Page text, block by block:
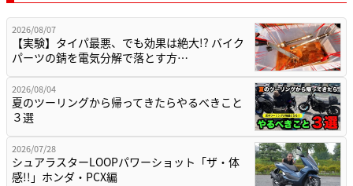
2026/08/07
【実験】タイパ最悪、でも効果は絶大!? バイク
パーツの錆を電気分解で落とす方…
2026/08/04
夏のツーリングから帰ってきたらやるべきこと
３選
2026/07/28
シュアラスターLOOPパワーショット「ザ・体
感!!」ホンダ・PCX編